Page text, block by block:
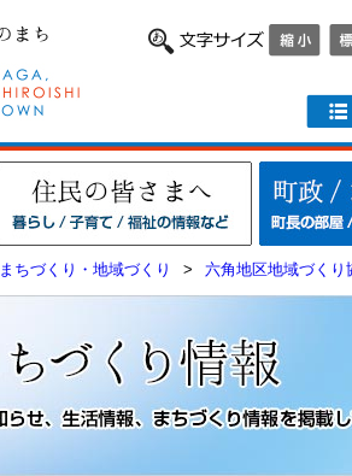
まちづくり・地域づくり > 六角地区地域づくり